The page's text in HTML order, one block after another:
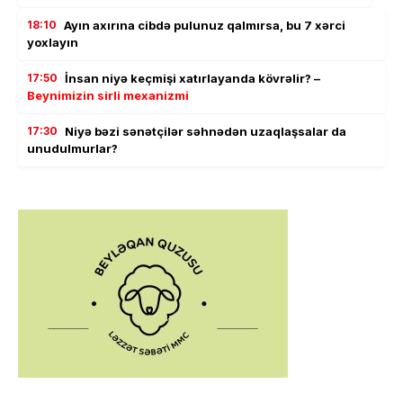
18:10 Ayın axırına cibdə pulunuz qalmırsa, bu 7 xərci
yoxlayın
17:50 İnsan niyə keçmişi xatırlayanda kövrəlir? –
Beynimizin sirli mexanizmi
17:30
Niyə bəzi sənətçilər səhnədən uzaqlaşsalar da
unudulmurlar?